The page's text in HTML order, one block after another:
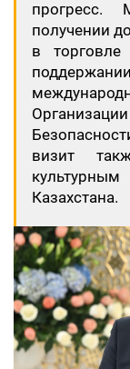
прогресс.
получении
в
визит
Казахстана.